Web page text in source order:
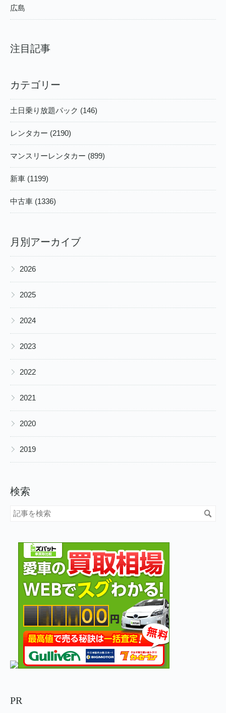
広島
注目記事
カテゴリー
土日乗り放題パック (146)
レンタカー (2190)
マンスリーレンタカー (899)
新車 (1199)
中古車 (1336)
月別アーカイブ
▶ 2026
▶ 2025
▶ 2024
▶ 2023
▶ 2022
▶ 2021
▶ 2020
▶ 2019
検索
PR